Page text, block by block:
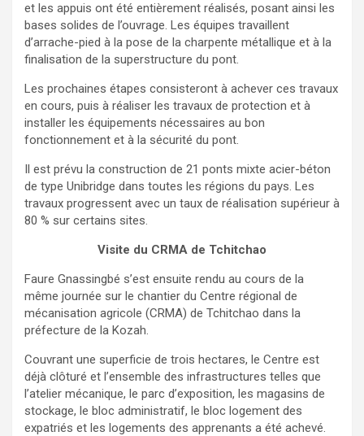
et les appuis ont été entièrement réalisés, posant ainsi les
bases solides de l’ouvrage. Les équipes travaillent
d’arrache-pied à la pose de la charpente métallique et à la
finalisation de la superstructure du pont.
Les prochaines étapes consisteront à achever ces travaux
en cours, puis à réaliser les travaux de protection et à
installer les équipements nécessaires au bon
fonctionnement et à la sécurité du pont.
Il est prévu la construction de 21 ponts mixte acier-béton
de type Unibridge dans toutes les régions du pays. Les
travaux progressent avec un taux de réalisation supérieur à
80 % sur certains sites.
Visite du CRMA de Tchitchao
Faure Gnassingbé s’est ensuite rendu au cours de la
même journée sur le chantier du Centre régional de
mécanisation agricole (CRMA) de Tchitchao dans la
préfecture de la Kozah.
Couvrant une superficie de trois hectares, le Centre est
déjà clôturé et l’ensemble des infrastructures telles que
l’atelier mécanique, le parc d’exposition, les magasins de
stockage, le bloc administratif, le bloc logement des
expatriés et les logements des apprenants a été achevé.